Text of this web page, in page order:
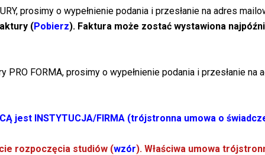
prosimy o wypełnienie podania i przesłanie na adres
(Pobierz). Faktura może zostać wystawiona
FORMA, prosimy o wypełnienie podania i przesłanie
jest INSTYTUCJA/FIRMA (trójstronna umowa o
rozpoczęcia studiów (wzór). Właściwa umowa